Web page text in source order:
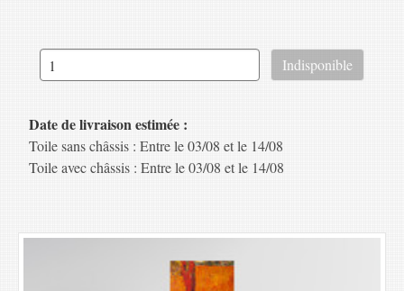
Date de livraison estimée :
Toile sans châssis : Entre le 03/08 et le 14/08
Toile avec châssis : Entre le 03/08 et le 14/08